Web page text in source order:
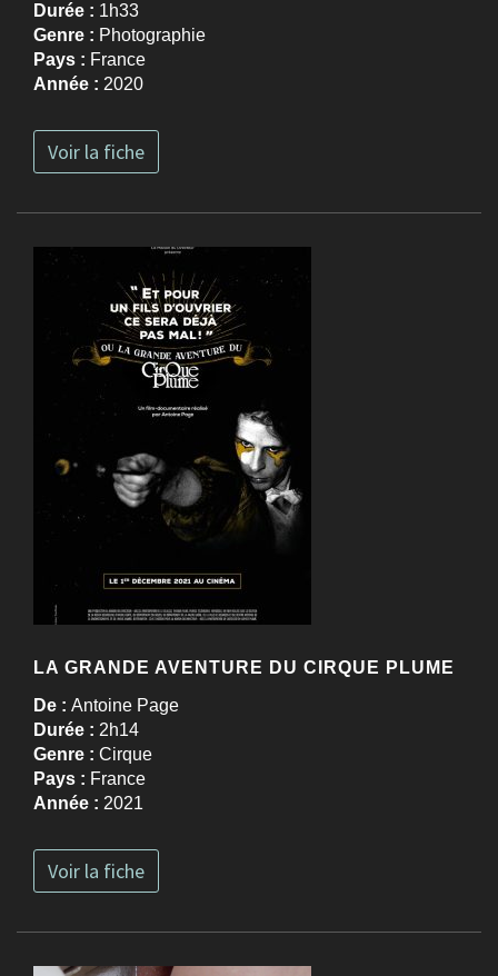
Durée : 1h33
Genre : Photographie
Pays : France
Année : 2020
Voir la fiche
LA GRANDE AVENTURE DU CIRQUE PLUME
De : Antoine Page
Durée : 2h14
Genre : Cirque
Pays : France
Année : 2021
Voir la fiche